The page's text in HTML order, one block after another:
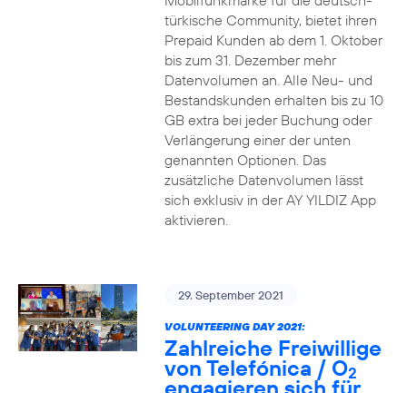
türkische Community, bietet ihren
Prepaid Kunden ab dem 1. Oktober
bis zum 31. Dezember mehr
Datenvolumen an. Alle Neu- und
Bestandskunden erhalten bis zu 10
GB extra bei jeder Buchung oder
Verlängerung einer der unten
genannten Optionen. Das
zusätzliche Datenvolumen lässt
sich exklusiv in der AY YILDIZ App
aktivieren.
29. September 2021
VOLUNTEERING DAY 2021:
Zahlreiche Freiwillige
von Telefónica / O2
engagieren sich für